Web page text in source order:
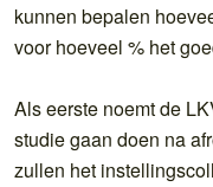
kunnen bepalen
voor hoeveel % het
Als eerste noemt de
studie gaan doen na
zullen het